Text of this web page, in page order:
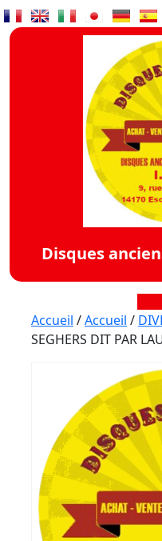
Skip
to
Disques
Accueil /Accueil /
SEGHERS DIT PAR